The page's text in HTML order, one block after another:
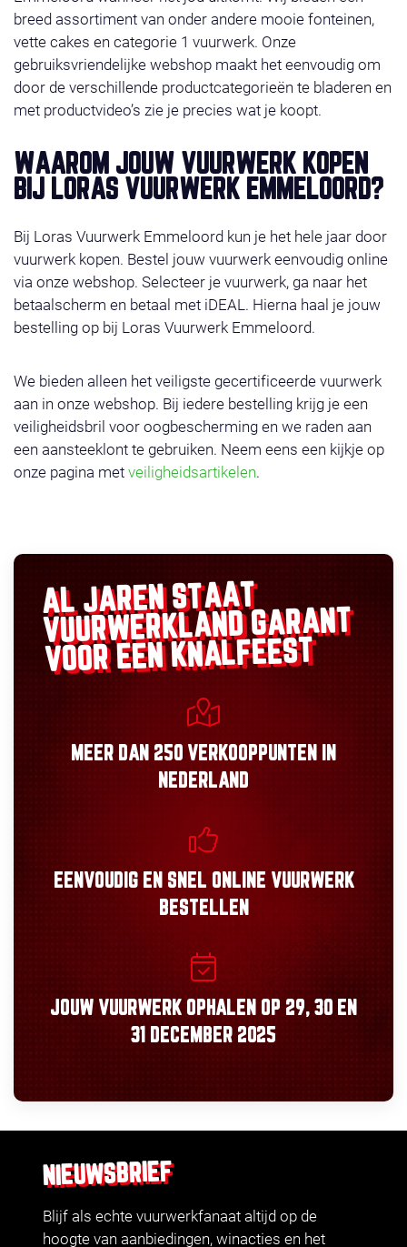
breed assortiment van onder andere mooie fonteinen,
vette cakes en categorie 1 vuurwerk. Onze
gebruiksvriendelijke webshop maakt het eenvoudig om
door de verschillende productcategorieën te bladeren en
met productvideo’s zie je precies wat je koopt.
WAAROM JOUW VUURWERK KOPEN
BIJ LORAS VUURWERK EMMELOORD?
Bij Loras Vuurwerk Emmeloord kun je het hele jaar door
vuurwerk kopen. Bestel jouw vuurwerk eenvoudig online
via onze webshop. Selecteer je vuurwerk, ga naar het
betaalscherm en betaal met iDEAL. Hierna haal je jouw
bestelling op bij Loras Vuurwerk Emmeloord.
We bieden alleen het veiligste gecertificeerde vuurwerk
aan in onze webshop. Bij iedere bestelling krijg je een
veiligheidsbril voor oogbescherming en we raden aan
een aansteeklont te gebruiken. Neem eens een kijkje op
onze pagina met veiligheidsartikelen.
AL JAREN STAAT
VUURWERKLANDGARANT
VOOR EEN KNALFEEST
MEER DAN 250 VERKOOPPUNTEN
IN
NEDERLAND
EENVOUDIGEN SNEL ONLINE VUURWERK
BESTELLEN
JOUW VUURWERK OPHALEN OP 29, 30 EN
31 DECEMBER 2025
NIEUWSBRIEF
Blijf als echte vuurwerkfanaat altijd op de
hoogte van aanbiedingen, winacties en het